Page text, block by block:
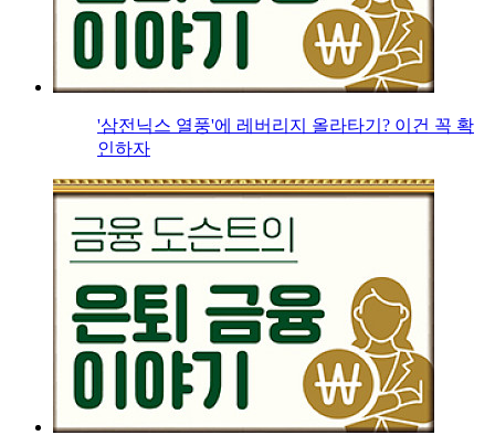
'삼전닉스 열풍'에 레버리지 올라타기? 이건 꼭 확
인하자